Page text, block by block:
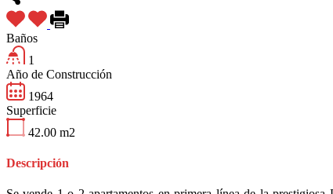
Baños
1
Año de Construcción
1964
Superficie
42.00 m2
Descripción